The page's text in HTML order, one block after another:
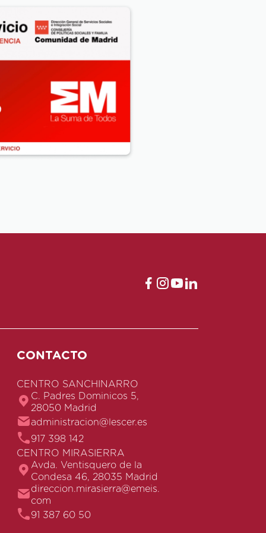
CONTACTO
CENTRO SANCHINARRO
C. Padres Dominicos 5,
28050 Madrid
administracion@lescer.es
917 398 142
CENTRO MIRASIERRA
Avda. Ventisquero de la
Condesa 46, 28035 Madrid
direccion.mirasierra@emeis.
com
91 387 60 50